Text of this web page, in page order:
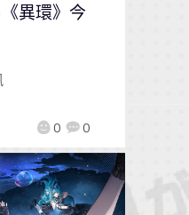
0 0
異環》今